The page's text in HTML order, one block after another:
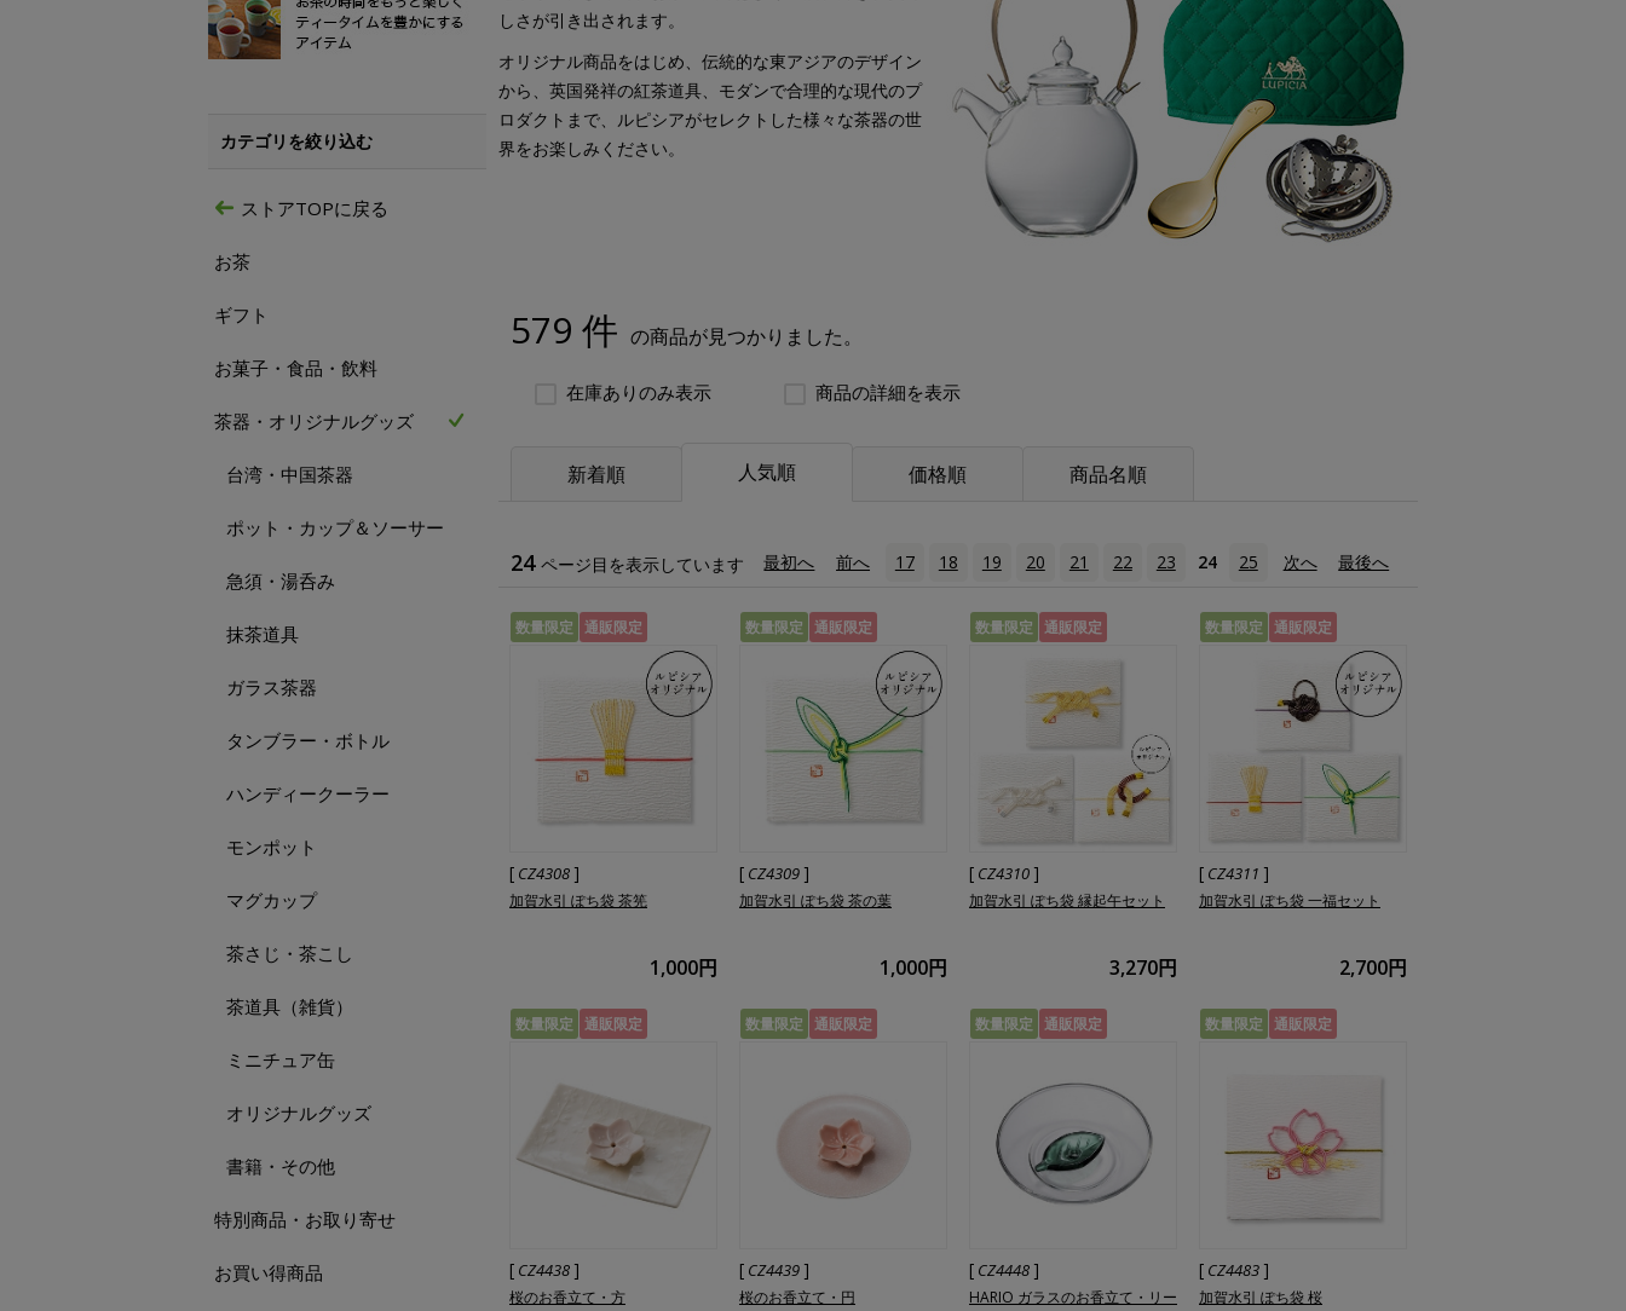
しさが引き出されます。
オリジナル商品をはじめ、伝統的な東アジアのデザイン
から、英国発祥の紅茶道具、モダンで合理的な現代のプ
ロダクトまで、ルピシアがセレクトした様々な茶器の世
界をお楽しみください。
579 件 の商品が見つかりました。
在庫ありのみ表示 商品の詳細を表示
新着順 人気順 価格順 商品名順
24 ページ目を表示しています 最初へ 前へ 17 18 19 20 21 22 23 24 25 次へ 最後へ
数量限定 通販限定
[ CZ4308 ]
加賀水引 ぽち袋 茶筅
1,000円
数量限定 通販限定
[ CZ4309 ]
加賀水引 ぽち袋 茶の葉
1,000円
数量限定 通販限定
[ CZ4310 ]
加賀水引 ぽち袋 縁起午セット
3,270円
数量限定 通販限定
[ CZ4311 ]
加賀水引 ぽち袋 一福セット
2,700円
数量限定 通販限定
[ CZ4438 ]
桜のお香立て・方
数量限定 通販限定
[ CZ4439 ]
桜のお香立て・円
数量限定 通販限定
[ CZ4448 ]
HARIO ガラスのお香立て・リー
数量限定 通販限定
[ CZ4483 ]
加賀水引 ぽち袋 桜
カテゴリを絞り込む
ストアTOPに戻る
お茶
ギフト
お菓子・食品・飲料
茶器・オリジナルグッズ
台湾・中国茶器
ポット・カップ＆ソーサー
急須・湯呑み
抹茶道具
ガラス茶器
タンブラー・ボトル
ハンディークーラー
モンポット
マグカップ
茶さじ・茶こし
茶道具（雑貨）
ミニチュア缶
オリジナルグッズ
書籍・その他
特別商品・お取り寄せ
お買い得商品